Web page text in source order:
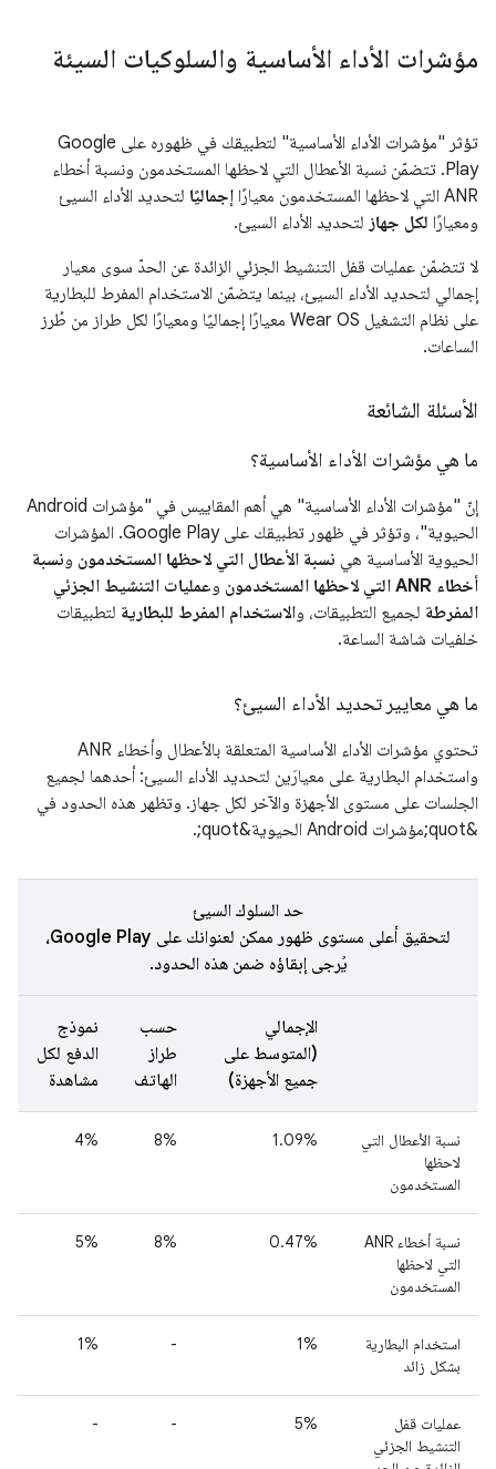
مؤشرات الأداء الأساسية والسلوكيات السيئة
تؤثر "مؤشرات الأداء الأساسية" لتطبيقك في ظهوره على Google
Play. تتضمّن نسبة الأعطال التي لاحظها المستخدمون ونسبة أخطاء
ANR التي لاحظها المستخدمون معيارًا
إجماليًا لتحديد الأداء السيئ
ومعيارًا لكل جهاز لتحديد الأداء السيئ.
لا تتضمّن عمليات قفل التنشيط الجزئي الزائدة عن الحدّ سوى معيار
إجمالي لتحديد الأداء السيئ، بينما يتضمّن الاستخدام المفرط للبطارية
على نظام التشغيل Wear OS معيارًا إجماليًا ومعيارًا لكل طراز من طُرز
الساعات.
الأسئلة الشائعة
ما هي مؤشرات الأداء الأساسية؟
إنّ "مؤشرات الأداء الأساسية" هي أهم المقاييس في "مؤشرات Android
الحيوية"، وتؤثر في ظهور تطبيقك على Google Play. المؤشرات
الحيوية الأساسية هي نسبة الأعطال التي لاحظها المستخدمون ونسبة
أخطاء ANR التي لاحظها المستخدمون
وعمليات التنشيط الجزئي
المفرطة لجميع التطبيقات، والاستخدام المفرط للبطارية لتطبيقات
خلفيات شاشة الساعة.
ما هي معايير تحديد الأداء السيئ؟
تحتوي مؤشرات الأداء الأساسية المتعلقة بالأعطال وأخطاء ANR
واستخدام البطارية على معيارَين لتحديد الأداء السيئ: أحدهما لجميع
الجلسات على مستوى الأجهزة والآخر لكل جهاز. وتظهر هذه الحدود في
&quot;مؤشرات Android الحيوية&quot;.
حد السلوك السيئ
لتحقيق أعلى مستوى ظهور ممكن لعنوانك على Google Play،
يُرجى إبقاؤه ضمن هذه الحدود.
الإجمالي
(المتوسط على
جميع الأجهزة)
حسب
طراز
الهاتف
نموذج
الدفع لكل
مشاهدة
نسبة الأعطال التي
لاحظها
المستخدمون
1.09%
8%
4%‎
نسبة أخطاء ANR
التي لاحظها
المستخدمون
0.47%
8%
5%
استخدام البطارية
بشكل زائد
1%
-
1%
عمليات قفل
التنشيط الجزئي
5%
-
-